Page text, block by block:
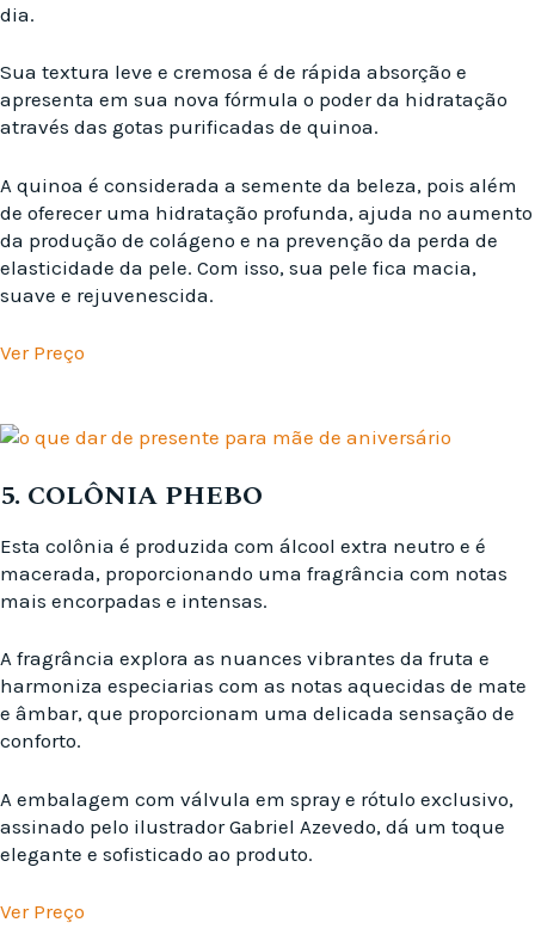
dia.
Sua textura leve e cremosa é de rápida absorção e
apresenta em sua nova fórmula o poder da hidratação
através das gotas purificadas de quinoa.
A quinoa é considerada a semente da beleza, pois além
de oferecer uma hidratação profunda, ajuda no aumento
da produção de colágeno e na prevenção da perda de
elasticidade da pele. Com isso, sua pele fica macia,
suave e rejuvenescida.
Ver Preço
5. COLÔNIA PHEBO
Esta colônia é produzida com álcool extra neutro e é
macerada, proporcionando uma fragrância com notas
mais encorpadas e intensas.
A fragrância explora as nuances vibrantes da fruta e
harmoniza especiarias com as notas aquecidas de mate
e âmbar, que proporcionam uma delicada sensação de
conforto.
A embalagem com válvula em spray e rótulo exclusivo,
assinado pelo ilustrador Gabriel Azevedo, dá um toque
elegante e sofisticado ao produto.
Ver Preço